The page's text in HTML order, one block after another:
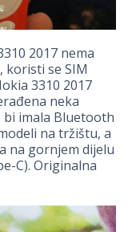
2017 nema
koristi se SIM
3310 2017
neka
imala Bluetooth
na tržištu, a
na gornjem dijelu
C). Originalna